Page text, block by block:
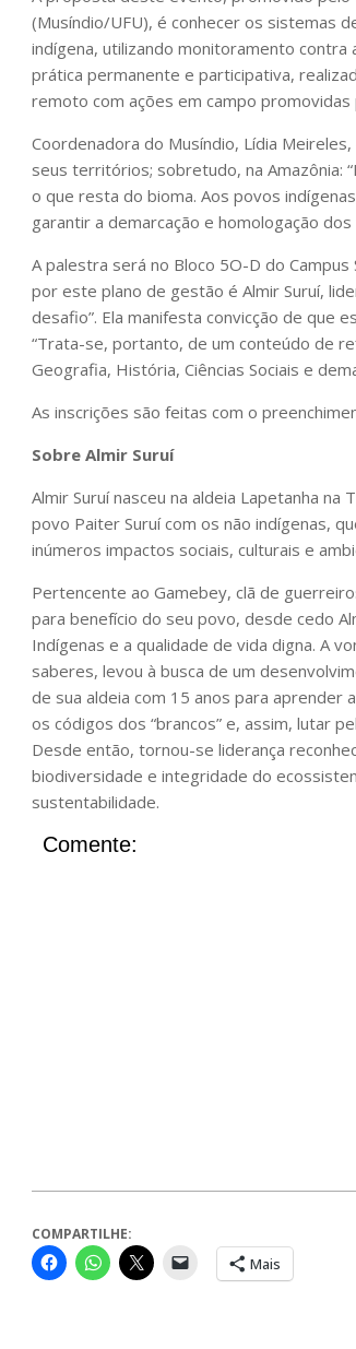
(Musíndio/UFU), é conhecer os sistemas
indígena, utilizando monitoramento contra
prática permanente e participativa,
remoto com ações em campo
Coordenadora do Musíndio, Lídia
seus territórios; sobretudo, na Amazônia:
o que resta do bioma. Aos povos
garantir a demarcação e homologação
A palestra será no Bloco 5O-D do
por este plano de gestão é Almir Suruí,
desafio”. Ela manifesta convicção de
“Trata-se, portanto, de um conteúdo de
Geografia, História, Ciências Sociais e
As inscrições são feitas com o
Sobre Almir Suruí
Almir Suruí nasceu na aldeia Lapetanha
povo Paiter Suruí com os não indígenas,
inúmeros impactos sociais, culturais e
Pertencente ao Gamebey, clã de
para benefício do seu povo, desde cedo
Indígenas e a qualidade de vida digna. A
saberes, levou à busca de um
de sua aldeia com 15 anos para aprender
os códigos dos “brancos” e, assim, lutar
Desde então, tornou-se liderança
biodiversidade e integridade do
sustentabilidade.
Comente:
COMPARTILHE:
Mais